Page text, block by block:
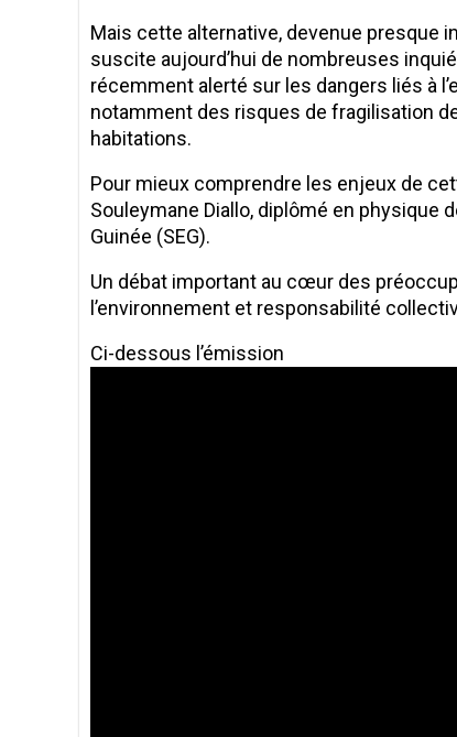
Mais cette alternative, devenue presque
suscite aujourd’hui de nombreuses
récemment alerté sur les dangers liés à
notamment des risques de fragilisation
habitations.
Pour mieux comprendre les enjeux de
Souleymane Diallo, diplômé en physique
Guinée (SEG).
Un débat important au cœur des
l’environnement et responsabilité
Ci-dessous l’émission